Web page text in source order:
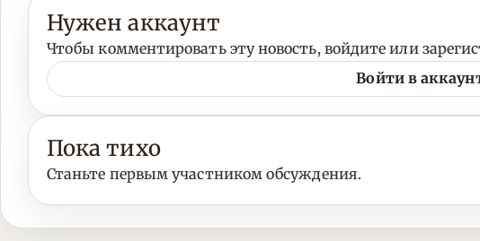
Нужен аккаунт
Чтобы комментировать эту новость, войдите или
Войти в
Пока тихо
Станьте первым участником обсуждения.